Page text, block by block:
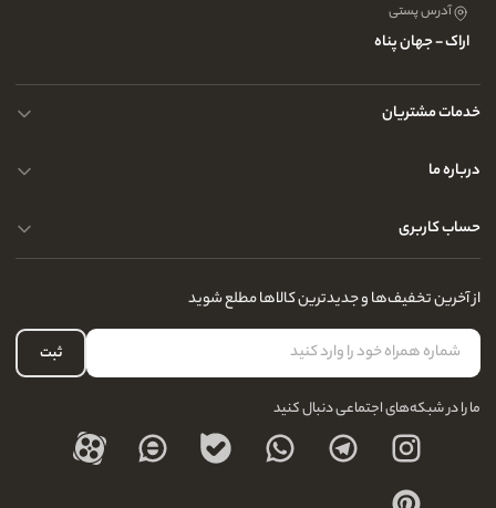
آدرس پستی
اراک - جهان پناه
خدمات مشتریان
حریم خصوصی کاربران
تماس با ما
درباره ما
سوالات متداول
آدرس فروشگاه
نحوه ارسال کالا
نحوه بازگشت کالا
درباره ما
حساب کاربری
لیست علاقه‌مندی
حساب کاربری
از آخرین تخفیف‌ها و جدیدترین کالاها مطلع شوید
ثبت
ما را در شبکه‌های اجتماعی دنبال کنید